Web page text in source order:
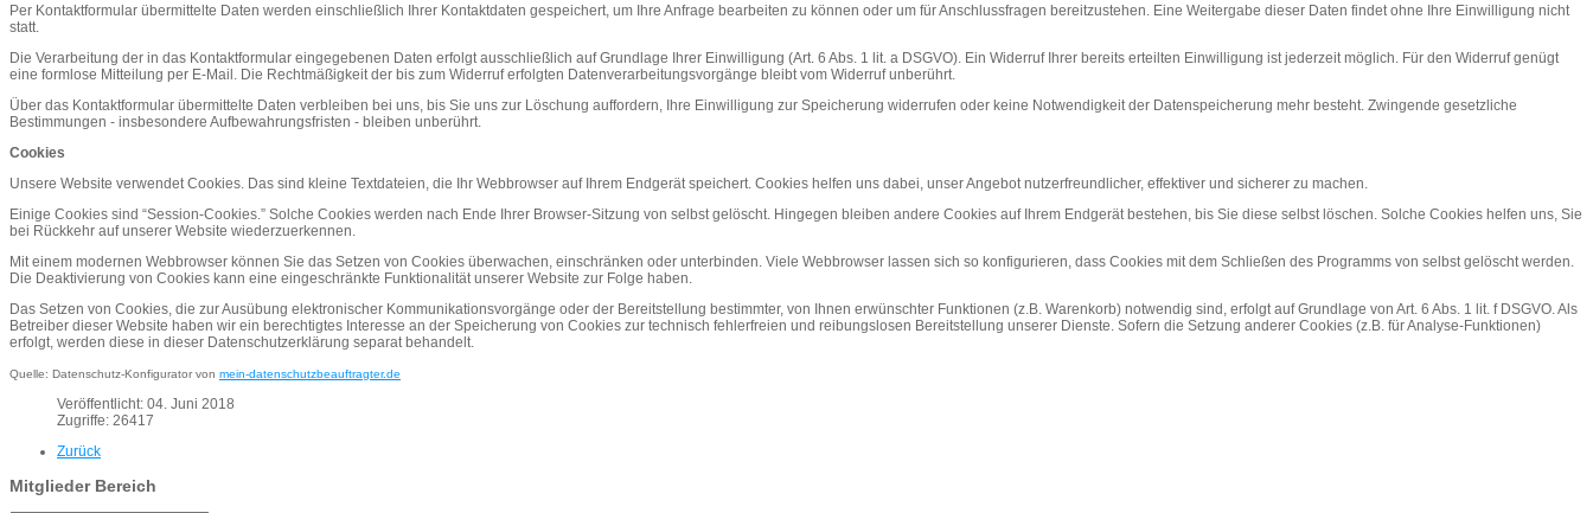
Per Kontaktformular übermittelte Daten werden einschließlich Ihrer Kontaktdaten gespeichert, um Ihre Anfrage bearbeiten zu können oder um für Anschlussfragen bereitzustehen. Eine Weitergabe dieser Daten findet ohne Ihre Einwilligung nicht
statt.
Die Verarbeitung der in das Kontaktformular eingegebenen Daten erfolgt ausschließlich auf Grundlage Ihrer Einwilligung (Art. 6 Abs. 1 lit. a DSGVO). Ein Widerruf Ihrer bereits erteilten Einwilligung ist jederzeit möglich. Für den Widerruf genügt
eine formlose Mitteilung per E-Mail. Die Rechtmäßigkeit der bis zum Widerruf erfolgten Datenverarbeitungsvorgänge bleibt vom Widerruf unberührt.
Über das Kontaktformular übermittelte Daten verbleiben bei uns, bis Sie uns zur Löschung auffordern, Ihre Einwilligung zur Speicherung widerrufen oder keine Notwendigkeit der Datenspeicherung mehr besteht. Zwingende gesetzliche
Bestimmungen - insbesondere Aufbewahrungsfristen - bleiben unberührt.
Cookies
Unsere Website verwendet Cookies. Das sind kleine Textdateien, die Ihr Webbrowser auf Ihrem Endgerät speichert. Cookies helfen uns dabei, unser Angebot nutzerfreundlicher, effektiver und sicherer zu machen.
Einige Cookies sind “Session-Cookies.” Solche Cookies werden nach Ende Ihrer Browser-Sitzung von selbst gelöscht. Hingegen bleiben andere Cookies auf Ihrem Endgerät bestehen, bis Sie diese selbst löschen. Solche Cookies helfen uns, Sie
bei Rückkehr auf unserer Website wiederzuerkennen.
Mit einem modernen Webbrowser können Sie das Setzen von Cookies überwachen, einschränken oder unterbinden. Viele Webbrowser lassen sich so konfigurieren, dass Cookies mit dem Schließen des Programms von selbst gelöscht werden.
Die Deaktivierung von Cookies kann eine eingeschränkte Funktionalität unserer Website zur Folge haben.
Das Setzen von Cookies, die zur Ausübung elektronischer Kommunikationsvorgänge oder der Bereitstellung bestimmter, von Ihnen erwünschter Funktionen (z.B. Warenkorb) notwendig sind, erfolgt auf Grundlage von Art. 6 Abs. 1 lit. f DSGVO. Als
Betreiber dieser Website haben wir ein berechtigtes Interesse an der Speicherung von Cookies zur technisch fehlerfreien und reibungslosen Bereitstellung unserer Dienste. Sofern die Setzung anderer Cookies (z.B. für Analyse-Funktionen)
erfolgt, werden diese in dieser Datenschutzerklärung separat behandelt.
Quelle: Datenschutz-Konfigurator von mein-datenschutzbeauftragter.de
Veröffentlicht: 04. Juni 2018
Zugriffe: 26417
Zurück
Mitglieder Bereich